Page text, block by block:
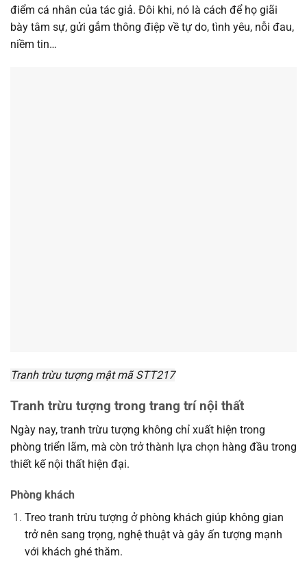
điểm cá nhân của tác giả. Đôi khi, nó là cách để họ giãi
bày tâm sự, gửi gắm thông điệp về tự do, tình yêu, nỗi đau,
niềm tin…
Tranh trừu tượng mật mã STT217
Tranh trừu tượng trong trang trí nội thất
Ngày nay, tranh trừu tượng không chỉ xuất hiện trong
phòng triển lãm, mà còn trở thành lựa chọn hàng đầu trong
thiết kế nội thất hiện đại.
Phòng khách
Treo tranh trừu tượng ở phòng khách giúp không gian
trở nên sang trọng, nghệ thuật và gây ấn tượng mạnh
với khách ghé thăm.